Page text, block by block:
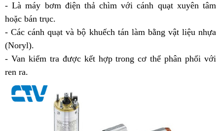
- Là máy bơm điện thả chìm với cánh quạt xuyên tâm
hoặc bán trục.
- Các cánh quạt và bộ khuếch tán làm bằng vật liệu nhựa
(Noryl).
- Van kiểm tra được kết hợp trong cơ thể phân phối với
ren ra.